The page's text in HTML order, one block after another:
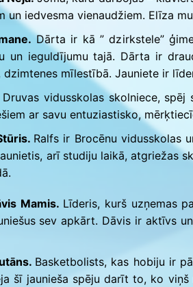
un iedvesma vienaudžiem. Elīza
Dārta ir kā ” dzirkstele”
un ieguldījumu tajā. Dārta ir
mīlestībā. Jauniete ir
Druvas vidusskolas skolniece,
ar savu entuziastisko,
Ralfs ir Brocēnu vidusskolas
arī studiju laikā, atgriežas
Mamis. Līderis, kurš uzņemas
sev apkārt. Dāvis ir aktīvs
Basketbolists, kas hobiju ir
šī jaunieša spēju darīt to, ko